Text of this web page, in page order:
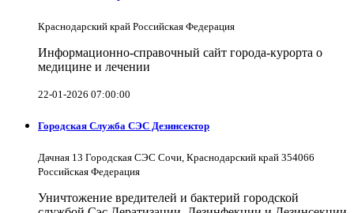
Краснодарский край Российская Федерация
Информационно-справочный сайт города-курорта о
медицине и лечении
22-01-2026 07:00:00
Городская Служба СЭС Дезинсектор
Дачная 13 Городская СЭС Сочи, Краснодарский край 354066
Российская Федерация
Уничтожение вредителей и бактерий городской